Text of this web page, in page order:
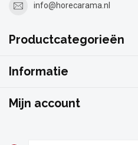
info@horecarama.nl
Productcategorieën
Informatie
Mijn account